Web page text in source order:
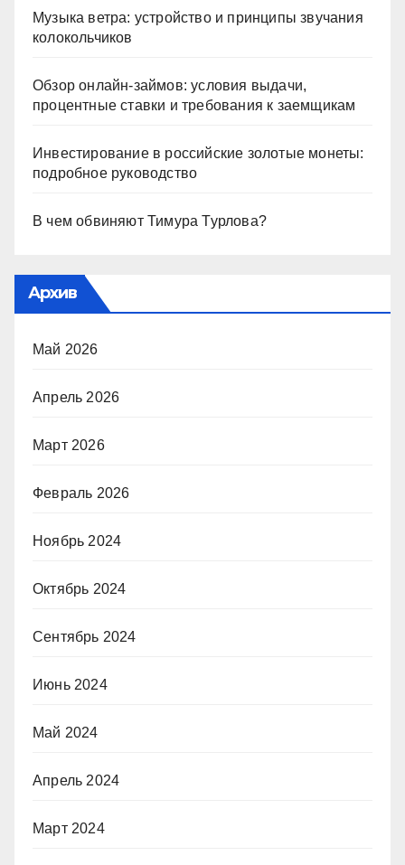
Музыка ветра: устройство и принципы звучания
колокольчиков
Обзор онлайн-займов: условия выдачи,
процентные ставки и требования к заемщикам
Инвестирование в российские золотые монеты:
подробное руководство
В чем обвиняют Тимура Турлова?
Архив
Май 2026
Апрель 2026
Март 2026
Февраль 2026
Ноябрь 2024
Октябрь 2024
Сентябрь 2024
Июнь 2024
Май 2024
Апрель 2024
Март 2024